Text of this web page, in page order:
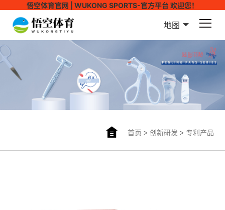
悟空体育官网 | WUKONG SPORTS-官方平台 欢迎您！
地图
首页 > 创新研发 > 专利产品